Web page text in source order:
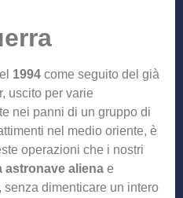
1994 come seguito del già
uscito per varie
nei panni di un gruppo di
nel medio oriente, è
operazioni che i nostri
astronave aliena e
dimenticare un intero